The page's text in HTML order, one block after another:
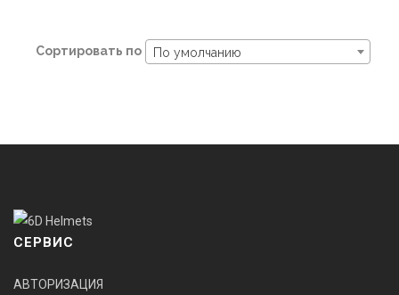
Сортировать по По умолчанию
СЕРВИС
АВТОРИЗАЦИЯ